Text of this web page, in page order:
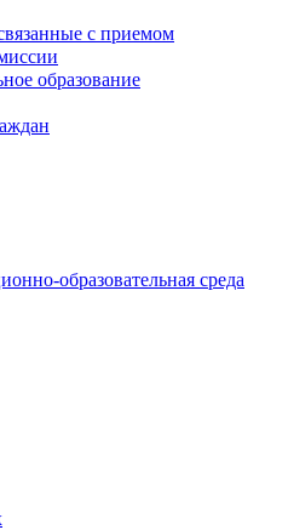
с приемом
образование
образовательная среда